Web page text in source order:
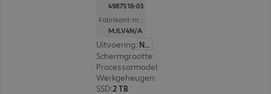
4987518-03
Fabrikant-nr.:
MJLV4N/A
Uitvoering:
Nederland
Schermgrootte:
Processormodel:
Werkgeheugen:
SSD:2 TB